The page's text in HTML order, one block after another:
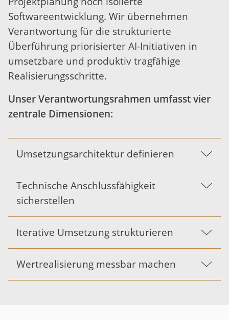
Softwareentwicklung. Wir übernehmen
Verantwortung für die strukturierte
Überführung priorisierter AI-Initiativen in
umsetzbare und produktiv tragfähige
Realisierungsschritte.
Unser Verantwortungsrahmen umfasst vier
zentrale Dimensionen:
Umsetzungsarchitektur definieren
Technische Anschlussfähigkeit
sicherstellen
Iterative Umsetzung strukturieren
Wertrealisierung messbar machen